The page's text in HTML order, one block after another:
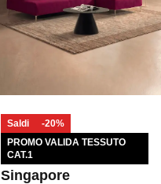
Saldi
-20%
PROMO VALIDA TESSUTO
CAT.1
Singapore